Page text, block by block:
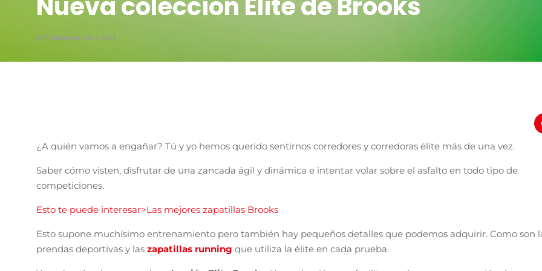
Publicado en 9 abril, 2025
¿A quién vamos a engañar? Tú y yo hemos querido sentirnos corredores y corredoras élite más de una vez.
Saber cómo visten, disfrutar de una zancada ágil y dinámica e intentar volar sobre el asfalto en todo tipo de
competiciones.
Esto te puede interesar>Las mejores zapatillas Brooks
Esto supone muchísimo entrenamiento pero también hay pequeños detalles que podemos adquirir. Como son
prendas deportivas y las zapatillas running que utiliza la élite en cada prueba.